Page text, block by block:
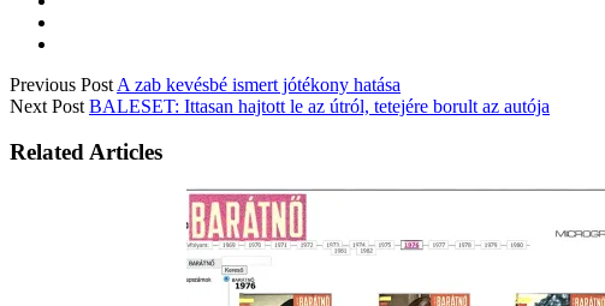
Previous Post A zab kevésbé ismert jótékony hatása
Next Post BALESET: Ittasan hajtott le az útról, tetejére borult az autója
Related Articles